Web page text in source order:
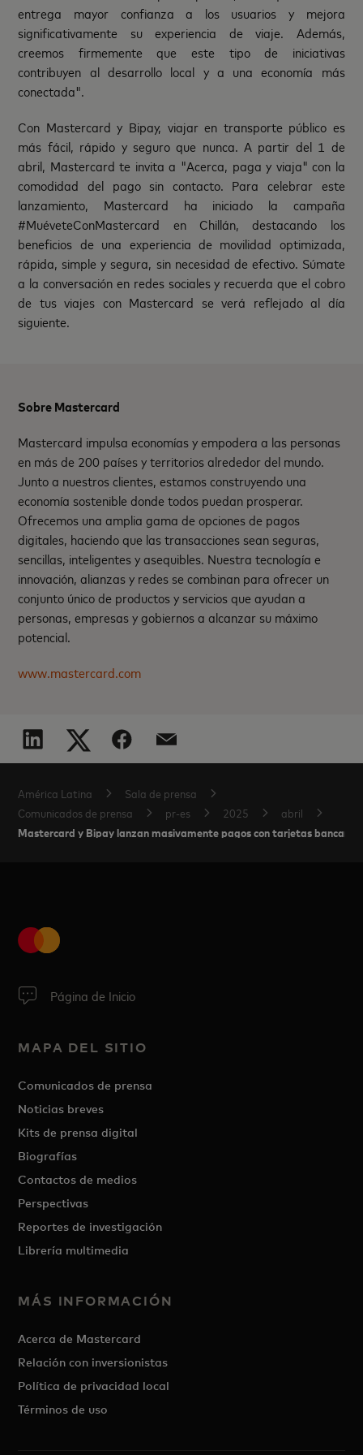
entrega mayor confianza a los usuarios y mejora
significativamente su experiencia de viaje. Además,
creemos firmemente que este tipo de iniciativas
contribuyen al desarrollo local y a una economía más
conectada".
Con Mastercard y Bipay, viajar en transporte público es
más fácil, rápido y seguro que nunca. A partir del 1 de
abril, Mastercard te invita a "Acerca, paga y viaja" con la
comodidad del pago sin contacto. Para celebrar este
lanzamiento, Mastercard ha iniciado la campaña
#MuéveteConMastercard en Chillán, destacando los
beneficios de una experiencia de movilidad optimizada,
rápida, simple y segura, sin necesidad de efectivo. Súmate
a la conversación en redes sociales y recuerda que el cobro
de tus viajes con Mastercard se verá reflejado al día
siguiente.
Sobre Mastercard
Mastercard impulsa economías y empodera a las personas
en más de 200 países y territorios alrededor del mundo.
Junto a nuestros clientes, estamos construyendo una
economía sostenible donde todos puedan prosperar.
Ofrecemos una amplia gama de opciones de pagos
digitales, haciendo que las transacciones sean seguras,
sencillas, inteligentes y asequibles. Nuestra tecnología e
innovación, alianzas y redes se combinan para ofrecer un
conjunto único de productos y servicios que ayudan a
personas, empresas y gobiernos a alcanzar su máximo
potencial.
www.mastercard.com
América Latina
Sala de prensa
Comunicados de prensa
pr-es 2025 abril
Mastercard y Bipay lanzan masivamente pagos con tarjetas
Página de Inicio
MAPA DEL SITIO
Comunicados de prensa
Noticias breves
Kits de prensa digital
Biografías
Contactos de medios
Perspectivas
Reportes de investigación
Librería multimedia
MÁS INFORMACIÓN
Acerca de Mastercard
Relación con inversionistas
Política de privacidad local
Términos de uso